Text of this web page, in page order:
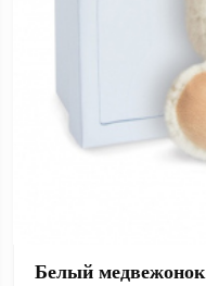
Белый медвежонок